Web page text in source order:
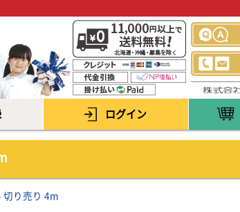
ログイン
切り売り 4m